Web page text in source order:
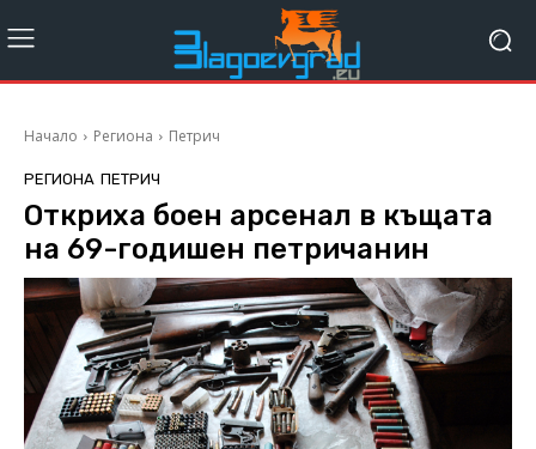
Начало Региона Петрич
РЕГИОНА ПЕТРИЧ
Откриха боен арсенал в къщата
на 69-годишен петричанин